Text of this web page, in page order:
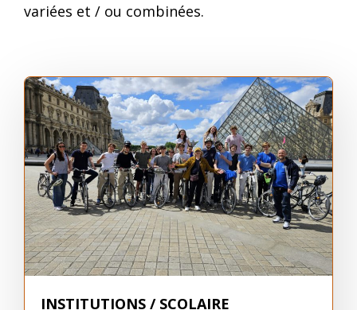
variées et / ou combinées.
INSTITUTIONS / SCOLAIRE